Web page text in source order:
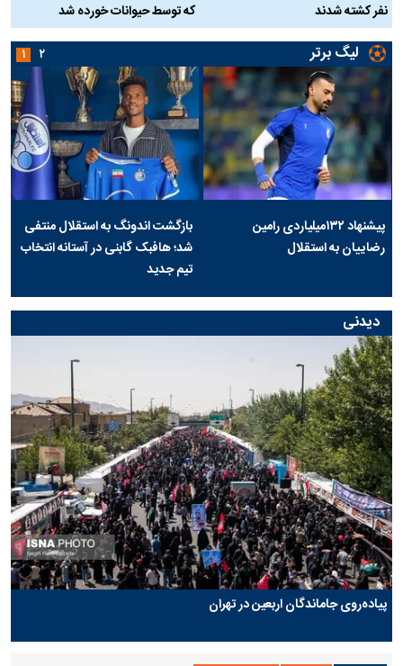
نفر کشته شدند
که توسط حیوانات خورده شد
لیگ برتر
پیشنهاد ۱۳۲میلیاردی رامین
رضاییان به استقلال
بازگشت اندونگ به استقلال منتفی
شد؛ هافبک گابنی در آستانه انتخاب
تیم جدید
۱ ۲
دیدنی
پیاده‌روی جاماندگان اربعین در تهران